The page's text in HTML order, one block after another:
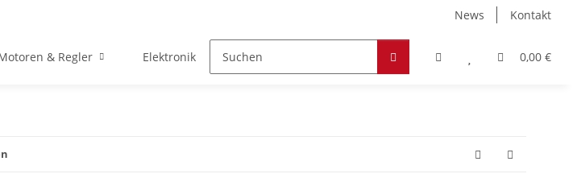
News Kontakt
0,00 €
& Regler Elektronik Zubehör Hobby & Freizeit Werkstoffe